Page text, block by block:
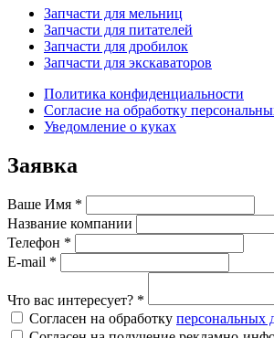
Запчасти для мельниц
Запчасти для питателей
Запчасти для дробилок
Запчасти для экскаваторов
Политика конфиденциальности
Согласие на обработку
Уведомление о куках
Заявка
Ваше Имя *
Название компании
Телефон *
E-mail *
Что вас интересует? *
Согласен на обработку персональных